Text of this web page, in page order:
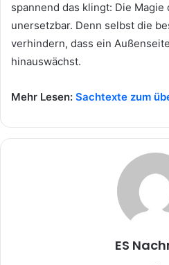
spannend das klingt: Die
unersetzbar. Denn selbst die
verhindern, dass ein
hinauswächst.
Mehr Lesen: Sachtexte zum
ES